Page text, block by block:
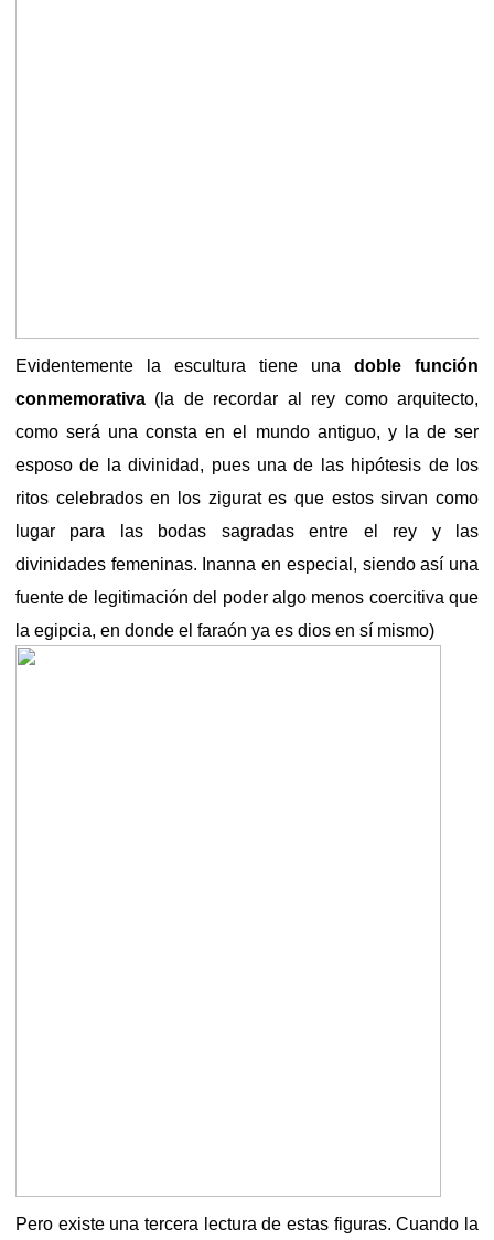
Evidentemente la escultura tiene una doble función
conmemorativa (la de recordar al rey como arquitecto,
como será una consta en el mundo antiguo, y la de ser
esposo de la divinidad, pues una de las hipótesis de los
ritos celebrados en los zigurat es que estos sirvan como
lugar para las bodas sagradas entre el rey y las
divinidades femeninas. Inanna en especial, siendo así una
fuente de legitimación del poder algo menos coercitiva que
la egipcia, en donde el faraón ya es dios en sí mismo)
Pero existe una tercera lectura de estas figuras. Cuando la